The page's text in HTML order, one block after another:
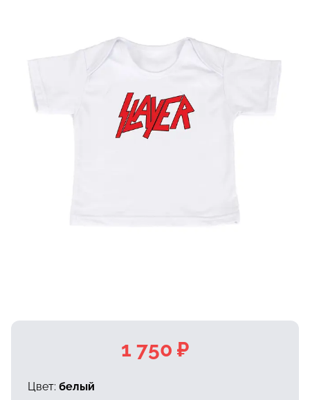
1 750 ₽
Цвет: белый